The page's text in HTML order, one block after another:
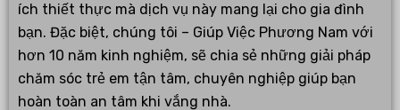
ích thiết thực mà dịch vụ này mang lại cho gia đình
bạn. Đặc biệt, chúng tôi – Giúp Việc Phương Nam với
hơn 10 năm kinh nghiệm, sẽ chia sẻ những giải pháp
chăm sóc trẻ em tận tâm, chuyên nghiệp giúp bạn
hoàn toàn an tâm khi vắng nhà.